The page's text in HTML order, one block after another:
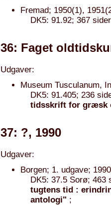
Fremad; 1950(1),
DK5: 91.92; 367
36: Faget
Udgaver:
Museum Tusculanum,
DK5: 91.405; 236
tidsskrift for græsk
37: ?, 1990
Udgaver:
Borgen; 1. udgave;
DK5: 37.5 Sorø; 463
tugtens tid :
antologi" ;